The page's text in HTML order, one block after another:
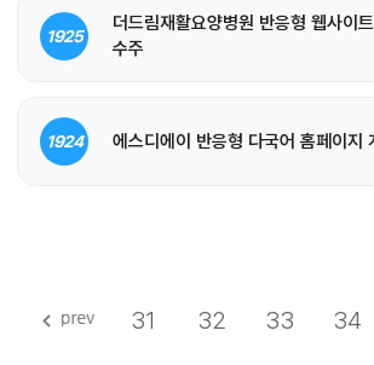
1925
더드림재활요양병원 반응형 웹사이트
수주
1924 에스디에이 반응형 다국어 홈페이지
31 32 33 34